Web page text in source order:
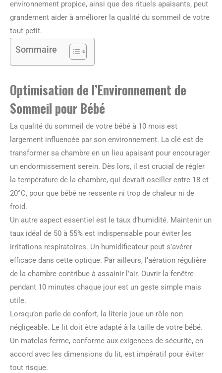
environnement propice, ainsi que des rituels apaisants, peut
grandement aider à améliorer la qualité du sommeil de votre
tout-petit.
Sommaire
Optimisation de l’Environnement de
Sommeil pour Bébé
La qualité du sommeil de votre bébé à 10 mois est
largement influencée par son environnement. La clé est de
transformer sa chambre en un lieu apaisant pour encourager
un endormissement serein. Dès lors, il est crucial de régler
la température de la chambre, qui devrait osciller entre 18 et
20°C, pour que bébé ne ressente ni trop de chaleur ni de
froid.
Un autre aspect essentiel est le taux d’humidité. Maintenir un
taux idéal de 50 à 55% est indispensable pour éviter les
irritations respiratoires. Un humidificateur peut s’avérer
efficace dans cette optique. Par ailleurs, l’aération régulière
de la chambre contribue à assainir l’air. Ouvrir la fenêtre
pendant 10 minutes chaque jour est un geste simple mais
utile.
Lorsqu’on parle de confort, la literie joue un rôle non
négligeable. Le lit doit être adapté à la taille de votre bébé.
Un matelas ferme, conforme aux exigences de sécurité, en
accord avec les dimensions du lit, est impératif pour éviter
tout risque.